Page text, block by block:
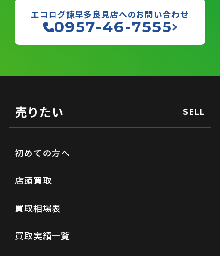
エコログ諫早多良見店へのお問い合わせ
0957-46-7555
売りたい SELL
初めての方へ
店頭買取
買取相場表
買取実績一覧